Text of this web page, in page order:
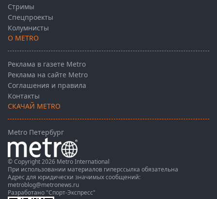
Стримы
Спецпроекты
Колумнисты
О METRO
Реклама в газете Metro
Реклама на сайте Metro
Соглашения и правила
Контакты
СКАЧАЙ METRO
Metro Петербург
© Copyright 2026 Metro International
При использовании материалов гиперссылка обязательна
Адрес для юридически значимых сообщений:
metroblog@metronews.ru
Разработано "Спорт-Экспресс"